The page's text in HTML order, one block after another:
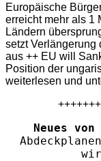
Europäische
erreicht mehr als 1
Ländern
setzt Verlängerung
aus ++ EU will
Position der
weiterlesen und
Neues